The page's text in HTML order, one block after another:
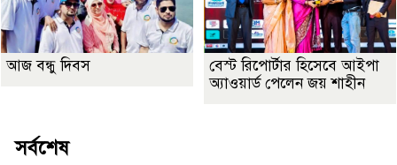
আজ বন্ধু দিবস
বেস্ট রিপোর্টার হিসেবে আইপা
অ্যাওয়ার্ড পেলেন জয় শাহীন
সর্বশেষ